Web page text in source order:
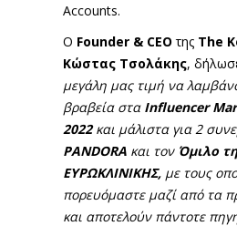
Accounts.
Ο Founder & CEO της The
Kώστας Τσολάκης,
μεγάλη μας τιμή να
βραβεία στα Influencer
2022και μάλιστα για 2
PANDORA και τον Όμιλο
ΕΥΡΩΚΛΙΝΙΚΗΣ, με τους
πορευόμαστε μαζί από τα
και αποτελούν πάντοτε